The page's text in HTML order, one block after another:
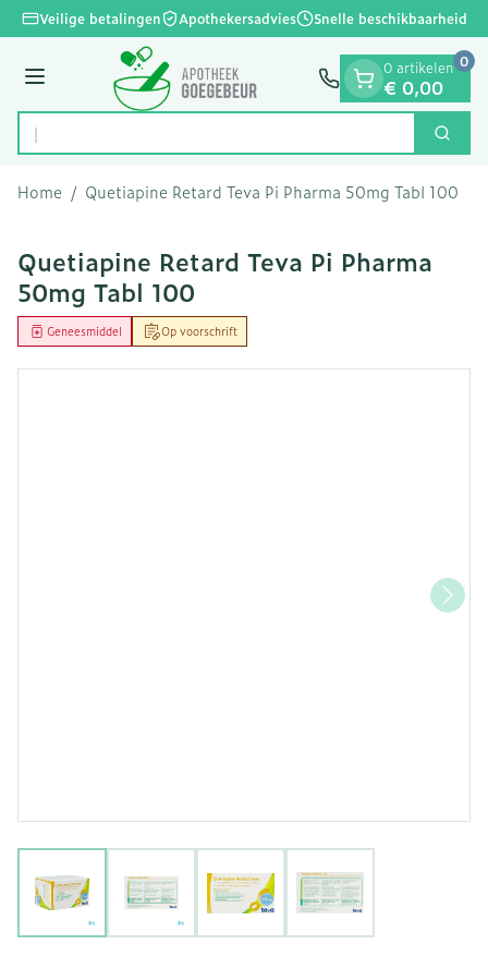
Ga naar de inhoud
1 van 1
Veilige betalingen Apothekersadvies Snelle beschikbaarheid
Menu
Product, merk, categorie...
Op zo Zoek
0 artikelen
€ 0,00
0
Home / Quetiapine Retard Teva Pi Pharma 50mg Tabl 100
Quetiapine Retard Teva Pi Pharma
50mg Tabl 100
Op voorschrift
Geneesmiddel